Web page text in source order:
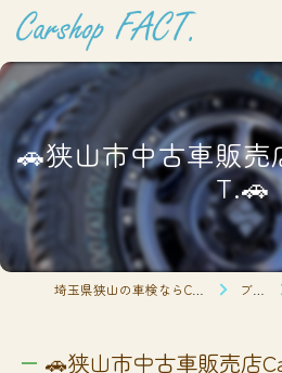
🚗狭山市中古車販売
T.🚗
ブログ
🚗狭山市中古車販売店